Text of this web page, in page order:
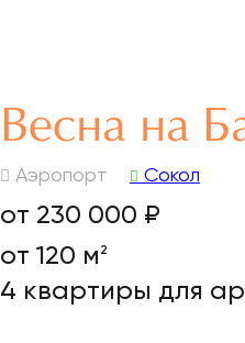
Весна на
Аэропорт Сокол
от 230 000 ₽
от 120 м 2
4 квартиры для